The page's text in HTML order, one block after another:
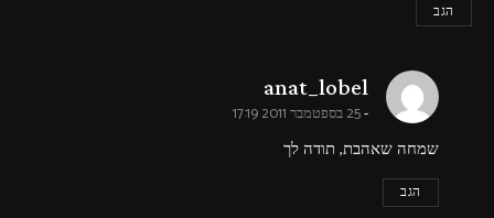
הגב
anat_lobel
25 בספטמבר 2011 17:19
שמחה שאהבת, תודה לך
הגב